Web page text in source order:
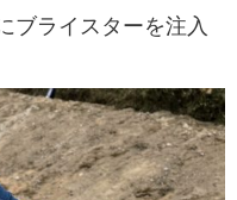
ブライスターを注入